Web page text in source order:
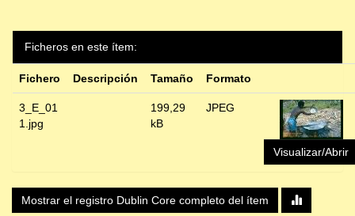
Ficheros en este ítem:
Fichero Descripción Tamaño Formato
3_E_01
1.jpg
199,29
kB
JPEG
Visualizar/Abrir
Mostrar el registro Dublin Core completo del ítem